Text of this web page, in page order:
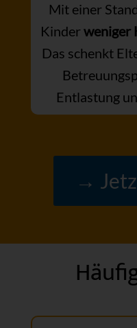
Mit einer
Kinderweniger
Das schenkt
Entlastung
→